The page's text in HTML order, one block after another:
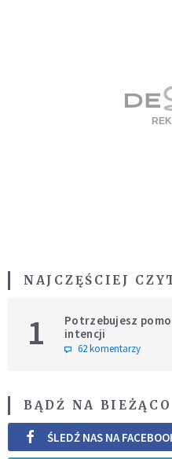
NAJCZĘŚCIEJ
1
Potrzebujesz
intencji
62 komentarzy
BĄDŹ NA BIEŻĄCO
ŚLEDŹ NAS NA